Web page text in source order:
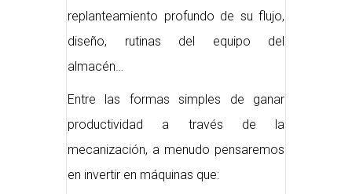
replanteamiento profundo de su flujo,
diseño, rutinas del equipo del
almacén…
Entre las formas simples de ganar
productividad a través de la
mecanización, a menudo pensaremos
en invertir en máquinas que: